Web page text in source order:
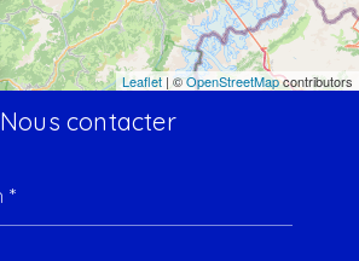
Leaflet | ©OpenStreetMapcontributors
Nous contacter